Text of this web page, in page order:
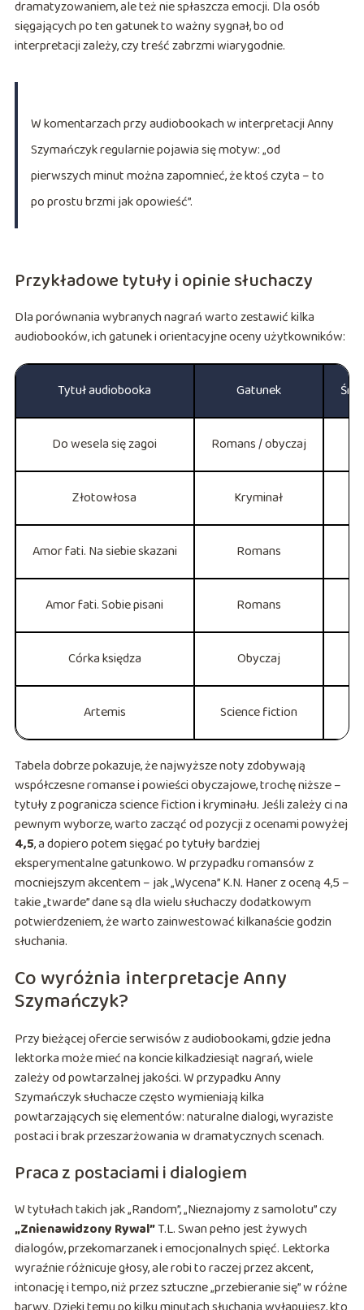
dramatyzowaniem, ale też nie spłaszcza emocji. Dla osób
sięgających po ten gatunek to ważny sygnał, bo od
interpretacji zależy, czy treść zabrzmi wiarygodnie.
W komentarzach przy audiobookach w interpretacji Anny
Szymańczyk regularnie pojawia się motyw: „od
pierwszych minut można zapomnieć, że ktoś czyta – to
po prostu brzmi jak opowieść”.
Przykładowe tytuły i opinie słuchaczy
Dla porównania wybranych nagrań warto zestawić kilka
audiobooków, ich gatunek i orientacyjne oceny użytkowników:
Tytuł audiobooka Gatunek
Do wesela się zagoi Romans / obyczaj
Złotowłosa Kryminał
Amor fati. Na siebie skazani Romans
Amor fati. Sobie pisani Romans
Córka księdza Obyczaj
Artemis Science fiction
Tabela dobrze pokazuje, że najwyższe noty zdobywają
współczesne romanse i powieści obyczajowe, trochę niższe –
tytuły z pogranicza science fiction i kryminału. Jeśli zależy ci na
pewnym wyborze, warto zacząć od pozycji z ocenami powyżej
4,5, a dopiero potem sięgać po tytuły bardziej
eksperymentalne gatunkowo. W przypadku romansów z
mocniejszym akcentem – jak „Wycena” K.N. Haner z oceną 4,5 –
takie „twarde” dane są dla wielu słuchaczy dodatkowym
potwierdzeniem, że warto zainwestować kilkanaście godzin
słuchania.
Co wyróżnia interpretacje Anny
Szymańczyk?
Przy bieżącej ofercie serwisów z audiobookami, gdzie jedna
lektorka może mieć na koncie kilkadziesiąt nagrań, wiele
zależy od powtarzalnej jakości. W przypadku Anny
Szymańczyk słuchacze często wymieniają kilka
powtarzających się elementów: naturalne dialogi, wyraziste
postaci i brak przeszarżowania w dramatycznych scenach.
Praca z postaciami i dialogiem
W tytułach takich jak „Random”, „Nieznajomy z samolotu” czy
„Znienawidzony Rywal”T.L. Swan pełno jest żywych
dialogów, przekomarzanek i emocjonalnych spięć. Lektorka
wyraźnie różnicuje głosy, ale robi to raczej przez akcent,
intonację i tempo, niż przez sztuczne „przebieranie się” w różne